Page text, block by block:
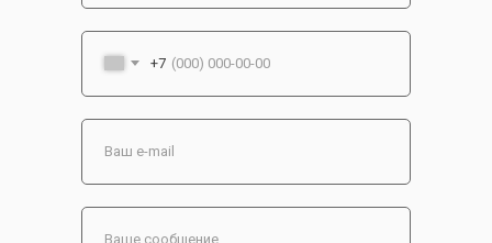
+7